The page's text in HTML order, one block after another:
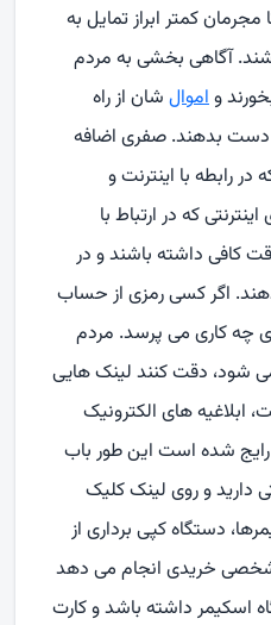
کمتر ابراز تمایل به
آگاهی بخشی به مردم
واموال شان از راه
دست بدهند. صفری اضافه
رابطه با اینترنت و
که در ارتباط با
کافی داشته باشند و در
اگر کسی رمزی از حساب
چه کاری می پرسد. مردم
شود، دقت کنند لینک هایی
ابلاغیه های الکترونیک
شده است این طور باب
و روی لینک کلیک
دستگاه کپی برداری از
خریدی انجام می دهد
اسکیمر داشته باشد و کارت